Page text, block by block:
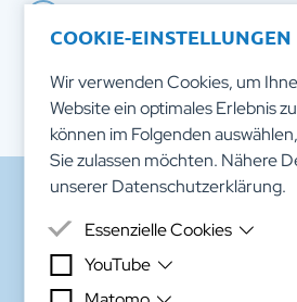
COOKIE-EINSTELLUNGEN
Wir verwenden Cookies, um
Website ein optimales Erlebnis
können im Folgenden
Sie zulassen möchten. Nähere
unsererDatenschutzerklärung.
Essenzielle Cookies
Essenzielle Cookies sind
ordnungsgemäße Funktion der
YouTube
Jahres- & Finanzbericht
RECHTLICHES